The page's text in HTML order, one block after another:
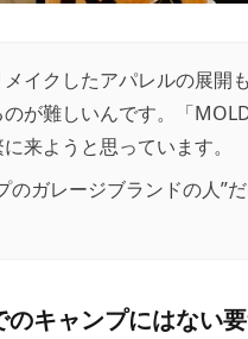
イクしたアパレルの展開
が難しいんです。「
来ようと思っています。
のガレージブランドの人”
のキャンプにはない